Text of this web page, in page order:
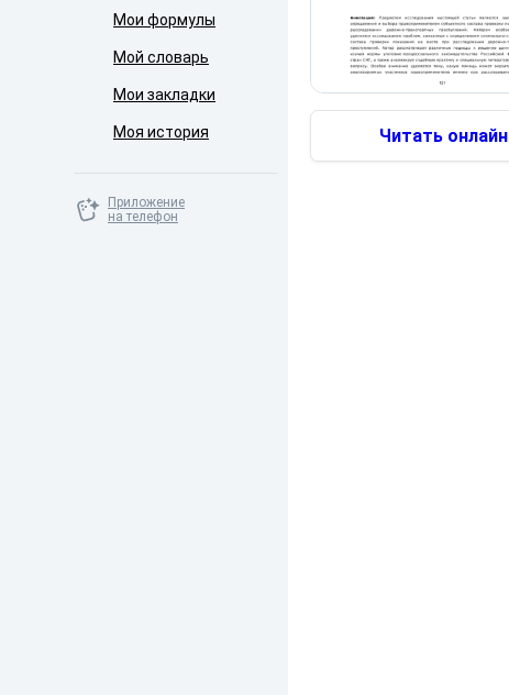
Мои формулы
Мой словарь
Мои закладки
Моя история
Приложение
на телефон
Читать онлайн